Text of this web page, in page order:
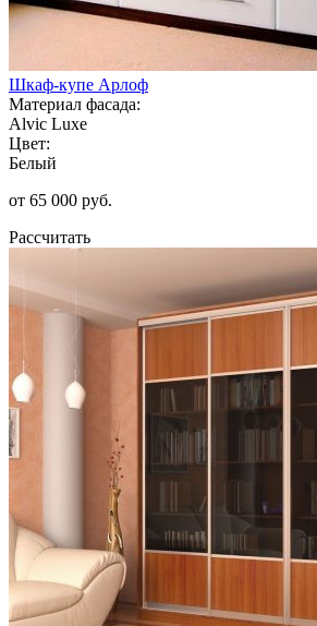
Шкаф-купе Арлоф
Материал фасада:
Alvic Luxe
Цвет:
Белый
от 65 000 руб.
Рассчитать